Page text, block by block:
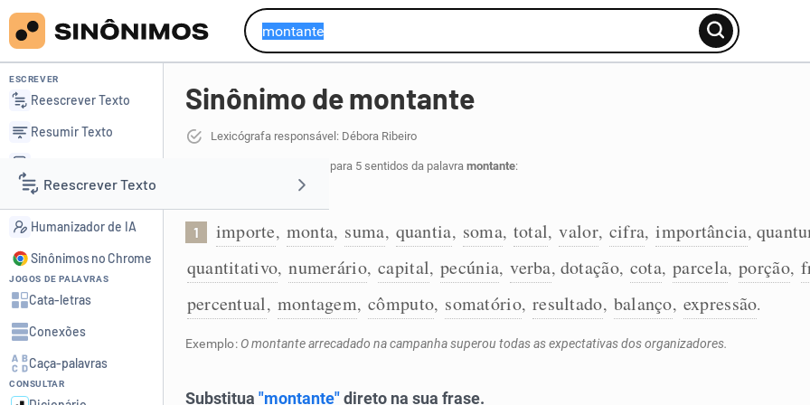
Reescrever Texto
Resumir Texto
Corrigir Texto
Detector de IA
Humanizador de IA
ESCREVER
Reescrever Texto
Resumir Texto
Detector de IA
Humanizador de IA
Sinônimos no Chrome
JOGOS DE PALAVRAS
Cata-letras
Conexões
Caça-palavras
CONSULTAR
Sinônimo de montante
Lexicógrafa responsável: Débora Ribeiro
para 5 sentidos da palavra montante:
1 importe, monta, suma, quantia, soma, total, valor, cifra, importância,
quantitativo, numerário, capital, pecúnia, verba, dotação, cota, parcela, porção,
percentual, montagem, cômputo, somatório, resultado, balanço, expressão.
Exemplo: O montante arrecadado na campanha superou todas as expectativas dos organizadores.